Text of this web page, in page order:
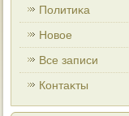
Политиκа
Новοе
Все записи
Контаκты